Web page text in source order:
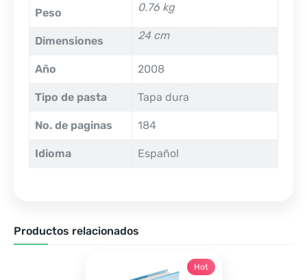
Peso 0.76 kg
Dimensiones 24 cm
Año 2008
Tipo de pasta Tapa dura
No. de paginas 184
Idioma Español
Productos relacionados
Hot